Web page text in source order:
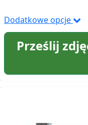
Dodatkowe opcje
Prześlij